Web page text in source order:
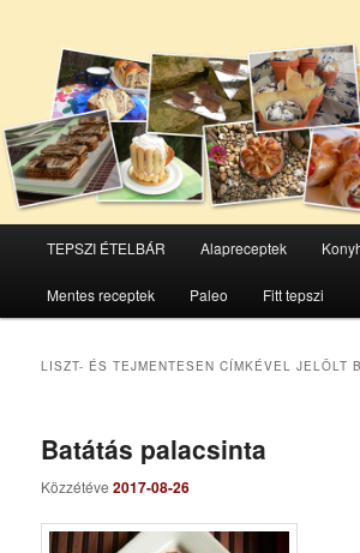
Tovább
az
elsődleges
Tovább
a
másodlagos
TEPSZI ÉTELBÁR Alapreceptek
Mentes receptek Paleo Fitt tepszi
LISZT- ÉS TEJMENTESEN CÍMKÉVEL JELÖLT
Batátás palacsinta
Közzétéve2017-08-26